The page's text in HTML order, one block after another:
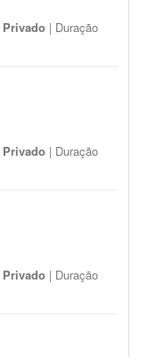
Privado | Duração
Privado | Duração
Privado | Duração